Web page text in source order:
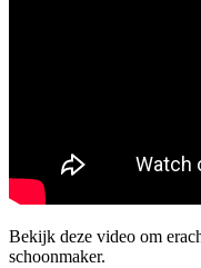
Bekijk deze video om
schoonmaker.